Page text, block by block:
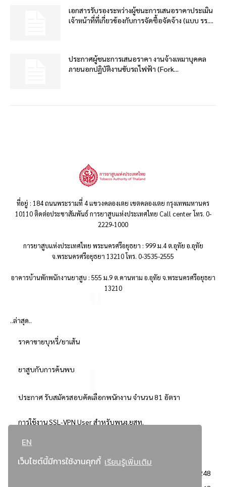
EN
เว็บไซต์นี้มีการใช้งานคุกกี้ เรียนรู้เพิ่มเติม
เอกสารรับรองระหว่างผู้ชนะการเสนอราคาประเมิน
เจ้าหน้าที่ที่เกี่ยวข้องกับการจัดซื้อจัดจ้าง (แบบ รร....
ประกาศผู้ชนะการเสนอราคา งานจ้างเหมาบุคคล
ภายนอกปฏิบัติงานขับรถไฟฟ้า (Fork...
ที่อยู่ : 184 ถนนพระรามที่ 4 แขวงคลองเตย เขตคลองเตย กรุงเทพมหานคร
10110 ติดต่อประชาสัมพันธ์ การยาสูบแห่งประเทศไทย Call center โทร. 0-
2229-1000
การยาสูบแห่งประเทศไทย พระนครศรีอยุธยา : 999 ม.4 ต.อุทัย อ.อุทัย
จ.พระนครศรีอยุธยา 13210 โทร. 0-3535-2555
อาคารบ้านพักพนักงานยาสูบ : 555 ม.9 ต.คานหาม อ.อุทัย จ.พระนครศรีอยุธยา
13210
..ล่าสุด..
ราคาขายบุหรี่/ยาเส้น
ยาสูบกับการค้นพบ
ประกาศ รับสมัครสอบคัดเลือกพนักงาน จำนวน 81 อัตรา
การใช้งาน SSL-VPN User สำหรับพนง.ยสท.
..ยอดนิยม..
3248